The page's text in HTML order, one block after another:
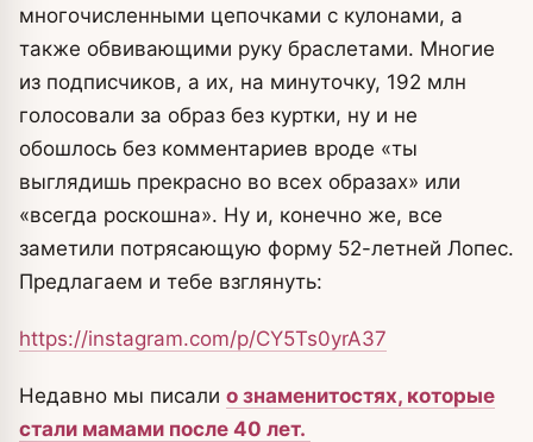
многочисленными цепочками с кулонами, а
также обвивающими руку браслетами. Многие
из подписчиков, а их, на минуточку, 192 млн
голосовали за образ без куртки, ну и не
обошлось без комментариев вроде «ты
выглядишь прекрасно во всех образах» или
«всегда роскошна». Ну и, конечно же, все
заметили потрясающую форму 52-летней Лопес.
Предлагаем и тебе взглянуть:
https://instagram.com/p/CY5Ts0yrA37
Недавно мы писали о знаменитостях, которые
стали мамами после 40 лет.